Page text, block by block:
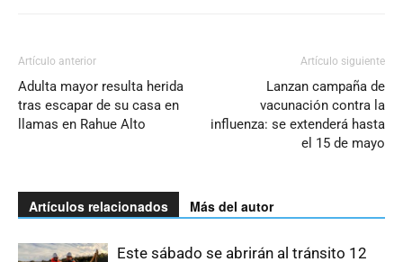
Artículo anterior
Adulta mayor resulta herida
tras escapar de su casa en
llamas en Rahue Alto
Artículo siguiente
Lanzan campaña de
vacunación contra la
influenza: se extenderá hasta
el 15 de mayo
Artículos relacionados Más del autor
Este sábado se abrirán al tránsito 12